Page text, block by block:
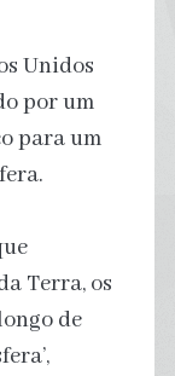
Unidos
por um
para um
Terra, os
de